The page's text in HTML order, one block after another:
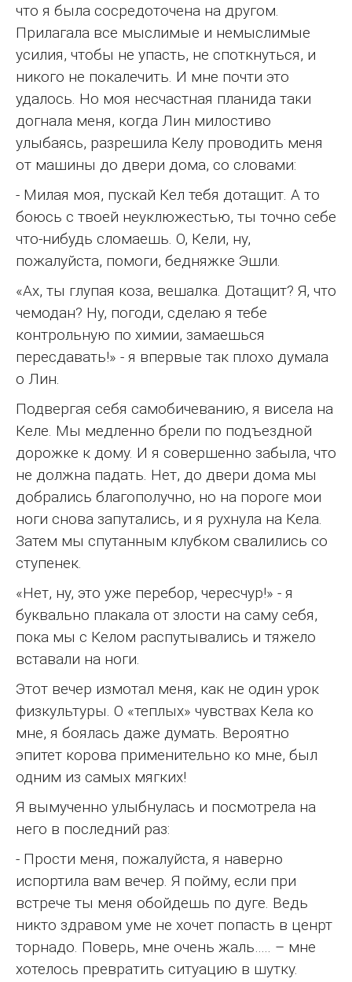
что я была сосредоточена на другом.
Прилагала все мыслимые и немыслимые
усилия, чтобы не упасть, не споткнуться, и
никого не покалечить. И мне почти это
удалось. Но моя несчастная планида таки
догнала меня, когда Лин милостиво
улыбаясь, разрешила Келу проводить меня
от машины до двери дома, со словами:
- Милая моя, пускай Кел тебя дотащит. А то
боюсь с твоей неуклюжестью, ты точно себе
что-нибудь сломаешь. О, Кели, ну,
пожалуйста, помоги, бедняжке Эшли.
«Ах, ты глупая коза, вешалка. Дотащит? Я, что
чемодан? Ну, погоди, сделаю я тебе
контрольную по химии, замаешься
пересдавать!» - я впервые так плохо думала
о Лин.
Подвергая себя самобичеванию, я висела на
Келе. Мы медленно брели по подъездной
дорожке к дому. И я совершенно забыла, что
не должна падать. Нет, до двери дома мы
добрались благополучно, но на пороге мои
ноги снова запутались, и я рухнула на Кела.
Затем мы спутанным клубком свалились со
ступенек.
«Нет, ну, это уже перебор, чересчур!» - я
буквально плакала от злости на саму себя,
пока мы с Келом распутывались и тяжело
вставали на ноги.
Этот вечер измотал меня, как не один урок
физкультуры. О «теплых» чувствах Кела ко
мне, я боялась даже думать. Вероятно
эпитет корова применительно ко мне, был
одним из самых мягких!
Я вымученно улыбнулась и посмотрела на
него в последний раз:
- Прости меня, пожалуйста, я наверно
испортила вам вечер. Я пойму, если при
встрече ты меня обойдешь по дуге. Ведь
никто здравом уме не хочет попасть в ценрт
торнадо. Поверь, мне очень жаль….. – мне
хотелось превратить ситуацию в шутку.